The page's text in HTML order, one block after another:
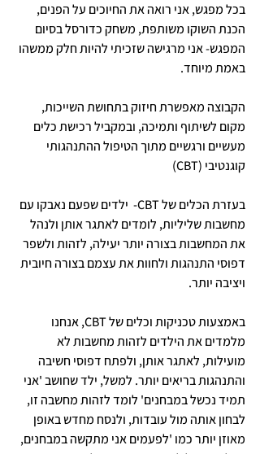
בכל מפגש, אני רואה את החיוכים על הפנים,
הכנת השוקו משותפת, משחק כדורסל בסיום
המפגש- אני מרגישה שזכיתי להיות חלק ממשהו
באמת מיוחד.
הקבוצה מאפשרת חיזוק בתחושת השייכות,
מקום לשיתוף ותמיכה, ובמקביל רכישת כלים
מעשיים ורגשיים מתוך הטיפול ההתנהגותי
קוגנטיבי (CBT)
בעזרת הכלים של CBT-  ילדים שפעם נאבקו עם
מחשבות שליליות, לומדים לאתגר אותן ולנהל
את המחשבות בצורה יותר יעילה, לזהות ולשפר
דפוסי התנהגות ולחוות את עצמם בצורה חיובית
ויציבה יותר.
באמצעות טכניקות וכלים של CBT, אנחנו
מלמדים את הילדים לזהות מחשבות לא
מועילות, לאתגר אותן, ולפתח דפוסי חשיבה
והתנהגות בריאים יותר. למשל, ילד שחושב 'אני
תמיד נכשל במבחנים' לומד לזהות מחשבה זו,
לבחון אותה מול עובדות, ולנסח מחדש באופן
מאוזן יותר כמו 'לפעמים אני מתקשה במבחנים,